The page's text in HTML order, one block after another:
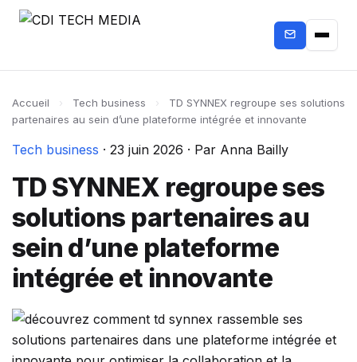
Accueil › Tech business ›
TD SYNNEX regroupe ses solutions
partenaires au sein d’une plateforme intégrée et innovante
Tech business · 23 juin 2026 · Par Anna Bailly
TD SYNNEX regroupe ses
solutions partenaires au
sein d’une plateforme
intégrée et innovante